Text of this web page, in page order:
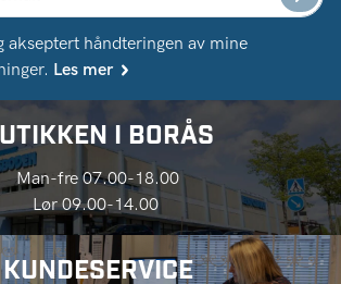
akseptert håndteringen av mine
Les mer
I BORÅS
Man-fre 07.00-18.00
Lør 09.00-14.00
KUNDESERVICE